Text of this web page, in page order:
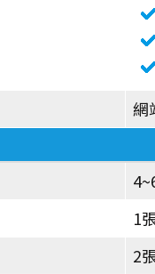
網
1
2